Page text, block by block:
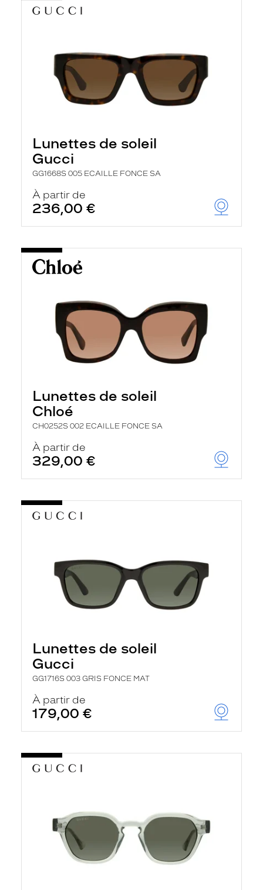
Lunettes de soleil
Gucci
GG1668S 005 ECAILLE FONCE SA
À partir de
236,00 €
Lunettes de soleil
Chloé
CH0252S 002 ECAILLE FONCE SA
À partir de
329,00 €
Lunettes de soleil
Gucci
GG1716S 003 GRIS FONCE MAT
À partir de
179,00 €